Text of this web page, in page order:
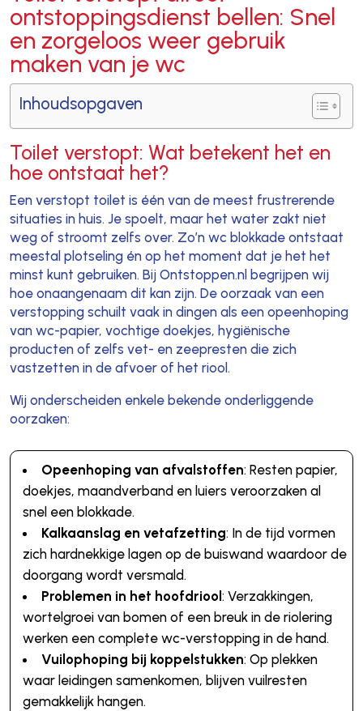
ontstoppingsdienst bellen: Snel
en zorgeloos weer gebruik
maken van je wc
Inhoudsopgaven
Toilet verstopt: Wat betekent het en
hoe ontstaat het?
Een verstopt toilet is één van de meest frustrerende
situaties in huis. Je spoelt, maar het water zakt niet
weg of stroomt zelfs over. Zo’n wc blokkade ontstaat
meestal plotseling én op het moment dat je het het
minst kunt gebruiken. Bij Ontstoppen.nl begrijpen wij
hoe onaangenaam dit kan zijn. De oorzaak van een
verstopping schuilt vaak in dingen als een opeenhoping
van wc-papier, vochtige doekjes, hygiënische
producten of zelfs vet- en zeepresten die zich
vastzetten in de afvoer of het riool.
Wij onderscheiden enkele bekende onderliggende
oorzaken:
Opeenhoping van afvalstoffen: Resten papier,
doekjes, maandverband en luiers veroorzaken al
snel een blokkade.
Kalkaanslag en vetafzetting: In de tijd vormen
zich hardnekkige lagen op de buiswand waardoor de
doorgang wordt versmald.
Problemen in het hoofdriool : Verzakkingen,
wortelgroei van bomen of een breuk in de riolering
werken een complete wc-verstopping in de hand.
Vuilophoping bij koppelstukken: Op plekken
waar leidingen samenkomen, blijven vuilresten
gemakkelijk hangen.